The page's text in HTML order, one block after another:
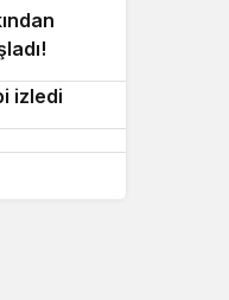
trafiğe
izledi
2 faili